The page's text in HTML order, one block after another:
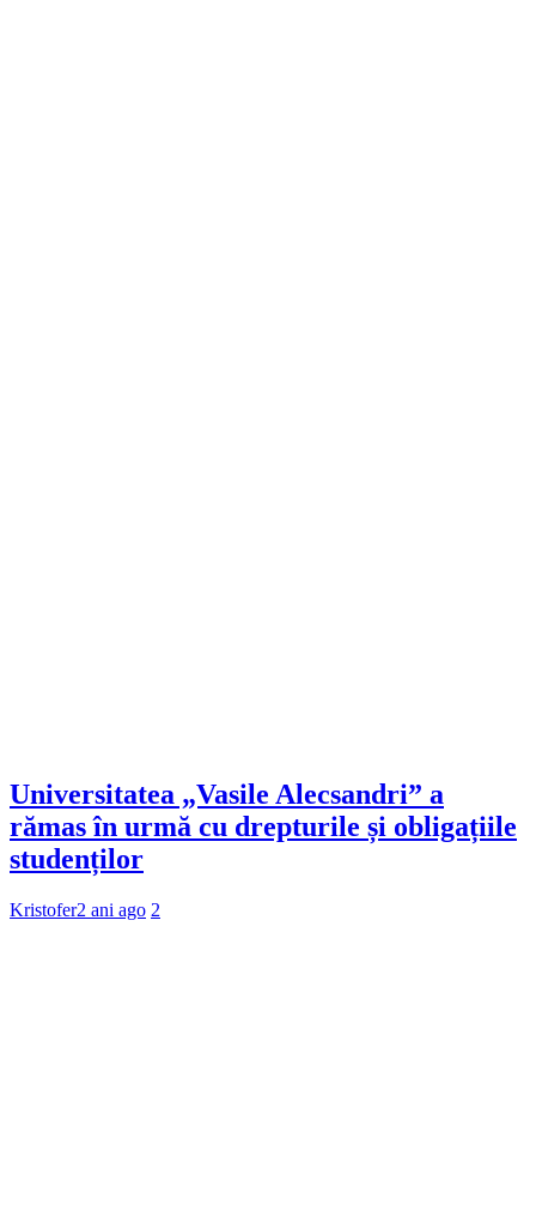
Universitatea „Vasile Alecsandri” a
rămas în urmă cu drepturile și obligațiile
studenților
Kristofer2 ani ago 2